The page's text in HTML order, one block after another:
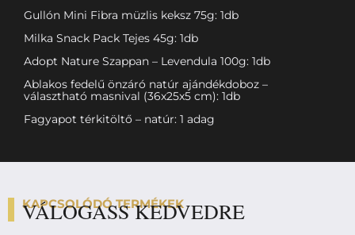
Gullón Mini Fibra müzlis keksz 75g: 1db
Milka Snack Pack Tejes 45g: 1db
Adopt Nature Szappan – Levendula 100g: 1db
Ablakos fedelű önzáró natúr ajándékdoboz –
választható masnival (36x25x5 cm): 1db
Fagyapot térkitöltő – natúr: 1 adag
KAPCSOLÓDÓ TERMÉKEK
VÁLOGASS KEDVEDRE